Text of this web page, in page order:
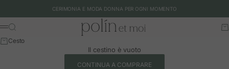
CERIMONIA E MODA DONNA PER OGNI MOMENTO
Polín et moi - EU
Menu
Cerca
Cesto
Il cestino è vuoto
CONTINUA A COMPRARE